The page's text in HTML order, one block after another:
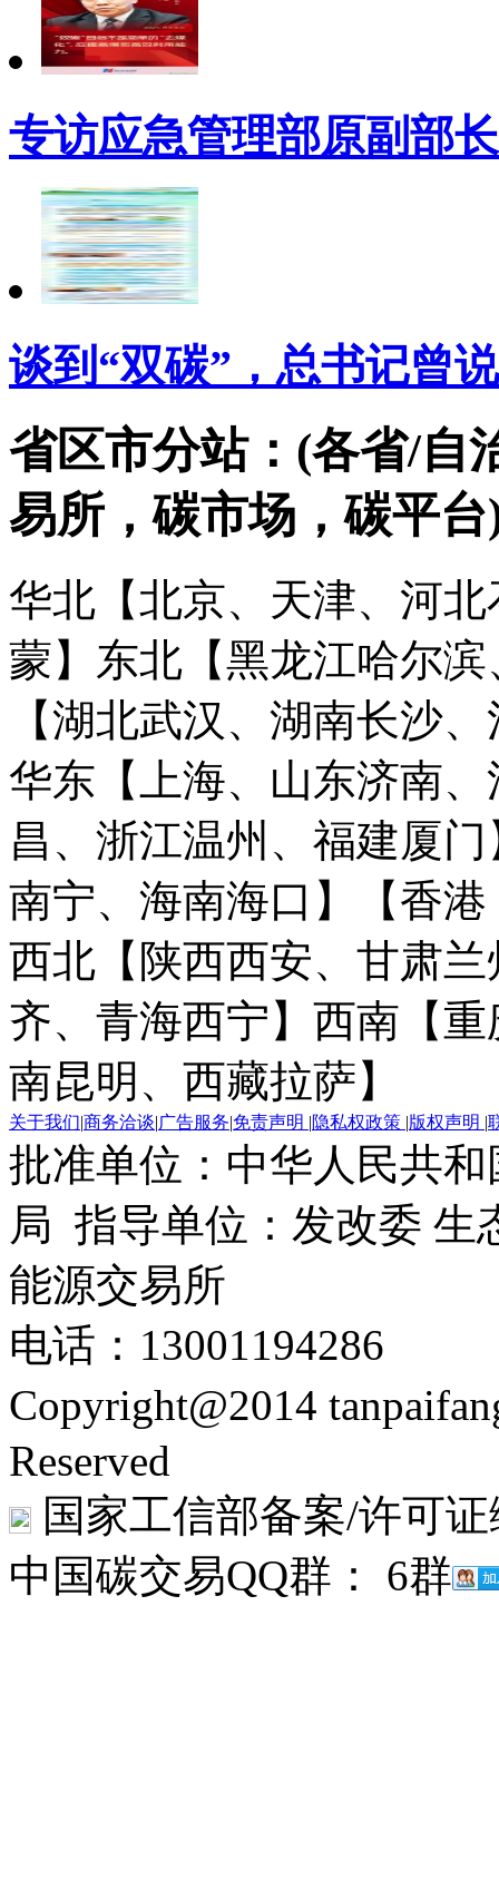
专访应急管理部原副部
谈到“双碳”，总书记曾
省区市分站：(各省/自
易所，碳市场，碳平台
华北【北京、天津、河
蒙】 东北【黑龙江哈尔
【湖北武汉、湖南长沙
华东【上海、山东济南
昌、浙江温州、福建厦门
南宁、海南海口】
【香
西北【陕西西安、甘肃
齐、青海西宁】 西南【
南昆明、西藏拉萨】
关于我们|商务洽谈|广告服务|免责声明 |隐私权政策 |版权声明 |
批准单位：中华人民共
局 指导单位：发改委 生
能源交易所
电话：13001194286
Copyright@2014
Reserved
国家工信部备案/许可
中国碳交易QQ群： 6群